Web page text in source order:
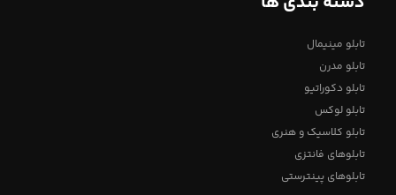
تابلو مینیمال
تابلو مدرن
تابلو دکوراتیو
تابلو لوکس
تابلو کلاسیک و هنری
تابلوهای فانتزی
تابلوهای پینترستی